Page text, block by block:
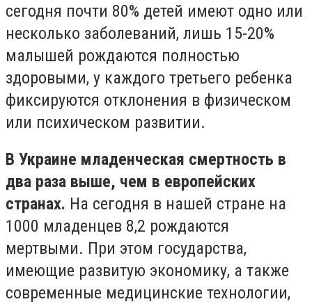
сегодня почти 80% детей имеют одно или
несколько заболеваний, лишь 15-20%
малышей рождаются полностью
здоровыми, у каждого третьего ребенка
фиксируются отклонения в физическом
или психическом развитии.
В Украине младенческая смертность в
два раза выше, чем в европейских
странах. На сегодня в нашей стране на
1000 младенцев 8,2 рождаются
мертвыми. При этом государства,
имеющие развитую экономику, а также
современные медицинские технологии,